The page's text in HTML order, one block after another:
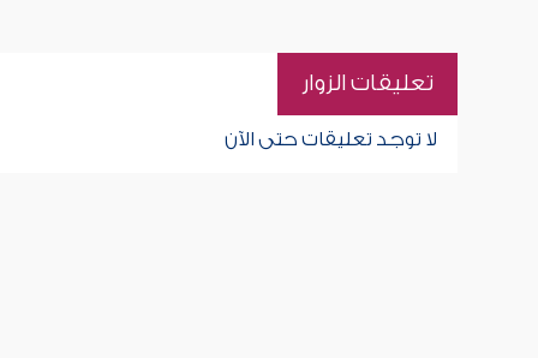
تعليقات الزوار
لا توجد تعليقات حتى الآن